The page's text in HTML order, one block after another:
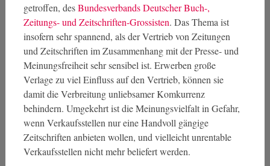
getroffen, desBundesverbands Deutscher Buch-,
Zeitungs- und Zeitschriften-Grossisten. Das Thema ist
insofern sehr spannend, als der Vertrieb von Zeitungen
und Zeitschriften im Zusammenhang mit der Presse- und
Meinungsfreiheit sehr sensibel ist. Erwerben große
Verlage zu viel Einfluss auf den Vertrieb, können sie
damit die Verbreitung unliebsamer Komkurrenz
behindern. Umgekehrt ist die Meinungsvielfalt in Gefahr,
wenn Verkaufsstellen nur eine Handvoll gängige
Zeitschriften anbieten wollen, und vielleicht unrentable
Verkaufsstellen nicht mehr beliefert werden.